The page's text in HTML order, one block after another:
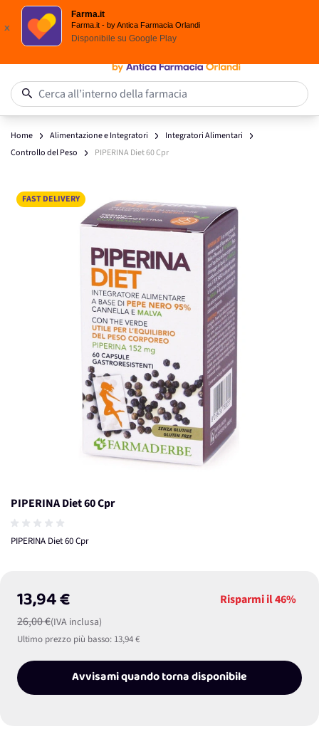
x
Farma.it
Farma.it - by Antica Farmacia Orlandi
Disponibile su Google Play
Salta al contenuto
Cerca all’interno della farmacia
Home Alimentazione e Integratori
Integratori Alimentari
Controllo del Peso
PIPERINA Diet 60 Cpr
FAST DELIVERY
Main image
Click to view image in fullscreen
PIPERINA Diet 60 Cpr
PIPERINA Diet 60 Cpr
13,94 €
26,00 €(IVA inclusa)
Risparmi il46%
Ultimo prezzo più basso: 13,94 €
Avvisami quando torna disponibile